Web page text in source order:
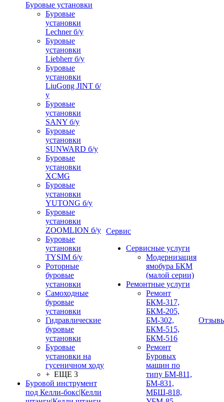
Буровые установки
Буровые
установки
Lechner б/у
Буровые
установки
Liebherr б/у
Буровые
установки
LiuGong JINT б/
у
Буровые
установки
SANY б/у
Буровые
установки
SUNWARD б/у
Буровые
установки
XCMG
Буровые
установки
YUTONG б/у
Буровые
установки
ZOOMLION б/у
Буровые
установки
TYSIM б/у
Роторные
буровые
установки
Самоходные
буровые
установки
Гидравлические
буровые
установки
Буровые
установки на
гусеничном ходу
+ ЕЩЕ 3
Буровой инструмент
под Келли-бокс|Келли
Сервис
Сервисные услуги
Модернизация
ямобура БКМ
(малой серии)
Ремонтные услуги
Ремонт
БКМ-317,
БКМ-205,
БМ-302,
БКМ-515,
БКМ-516
Ремонт
Буровых
машин по
типу БМ-811,
БМ-831,
МБШ-818,